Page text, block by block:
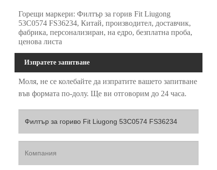
Горещи маркери: Филтър за горив Fit Liugong
53C0574 FS36234, Китай, производител, доставчик,
фабрика, персонализиран, на едро, безплатна проба,
ценова листа
Изпратете запитване
Моля, не се колебайте да изпратите вашето запитване
във формата по-долу. Ще ви отговорим до 24 часа.